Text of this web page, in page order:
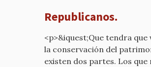
Republicanos.
<p>&iquest;Que tendra
la conservación del
existen dos partes. Los